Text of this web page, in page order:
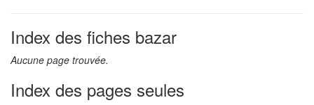
Index des fiches bazar
Aucune page trouvée.
Index des pages seules